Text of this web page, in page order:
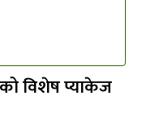
विशेष प्याकेज